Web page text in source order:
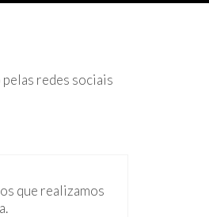
redes sociais
que realizamos